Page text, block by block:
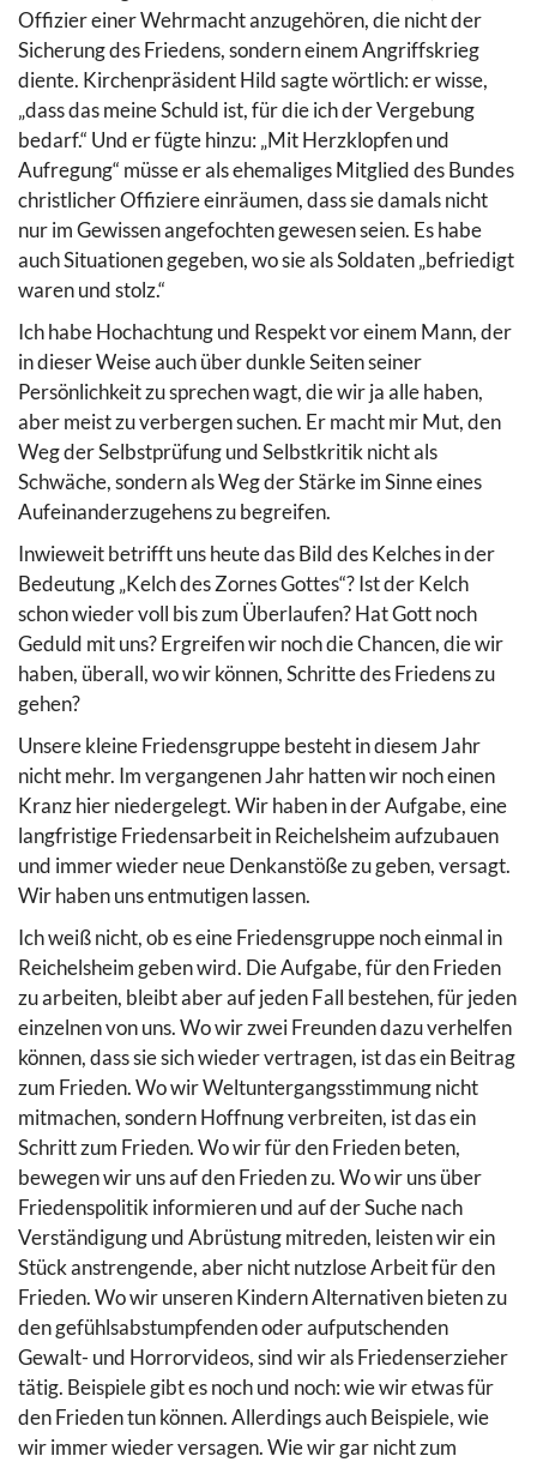
Offizier einer Wehrmacht anzugehören, die nicht der
Sicherung des Friedens, sondern einem Angriffskrieg
diente. Kirchenpräsident Hild sagte wörtlich: er wisse,
„dass das meine Schuld ist, für die ich der Vergebung
bedarf.“ Und er fügte hinzu: „Mit Herzklopfen und
Aufregung“ müsse er als ehemaliges Mitglied des Bundes
christlicher Offiziere einräumen, dass sie damals nicht
nur im Gewissen angefochten gewesen seien. Es habe
auch Situationen gegeben, wo sie als Soldaten „befriedigt
waren und stolz.“
Ich habe Hochachtung und Respekt vor einem Mann, der
in dieser Weise auch über dunkle Seiten seiner
Persönlichkeit zu sprechen wagt, die wir ja alle haben,
aber meist zu verbergen suchen. Er macht mir Mut, den
Weg der Selbstprüfung und Selbstkritik nicht als
Schwäche, sondern als Weg der Stärke im Sinne eines
Aufeinanderzugehens zu begreifen.
Inwieweit betrifft uns heute das Bild des Kelches in der
Bedeutung „Kelch des Zornes Gottes“? Ist der Kelch
schon wieder voll bis zum Überlaufen? Hat Gott noch
Geduld mit uns? Ergreifen wir noch die Chancen, die wir
haben, überall, wo wir können, Schritte des Friedens zu
gehen?
Unsere kleine Friedensgruppe besteht in diesem Jahr
nicht mehr. Im vergangenen Jahr hatten wir noch einen
Kranz hier niedergelegt. Wir haben in der Aufgabe, eine
langfristige Friedensarbeit in Reichelsheim aufzubauen
und immer wieder neue Denkanstöße zu geben, versagt.
Wir haben uns entmutigen lassen.
Ich weiß nicht, ob es eine Friedensgruppe noch einmal in
Reichelsheim geben wird. Die Aufgabe, für den Frieden
zu arbeiten, bleibt aber auf jeden Fall bestehen, für jeden
einzelnen von uns. Wo wir zwei Freunden dazu verhelfen
können, dass sie sich wieder vertragen, ist das ein Beitrag
zum Frieden. Wo wir Weltuntergangsstimmung nicht
mitmachen, sondern Hoffnung verbreiten, ist das ein
Schritt zum Frieden. Wo wir für den Frieden beten,
bewegen wir uns auf den Frieden zu. Wo wir uns über
Friedenspolitik informieren und auf der Suche nach
Verständigung und Abrüstung mitreden, leisten wir ein
Stück anstrengende, aber nicht nutzlose Arbeit für den
Frieden. Wo wir unseren Kindern Alternativen bieten zu
den gefühlsabstumpfenden oder aufputschenden
Gewalt- und Horrorvideos, sind wir als Friedenserzieher
tätig. Beispiele gibt es noch und noch: wie wir etwas für
den Frieden tun können. Allerdings auch Beispiele, wie
wir immer wieder versagen. Wie wir gar nicht zum